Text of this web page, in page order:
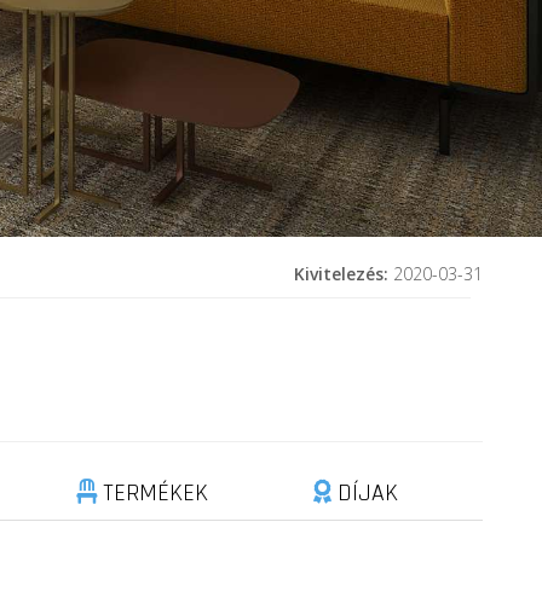
Kivitelezés: 2020-03-31
TERMÉKEK DÍJAK